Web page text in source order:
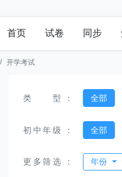
首页 试卷 同步
开学考试
类型 ： 全部
初中年级 ： 全部
更多筛选 ： 年份